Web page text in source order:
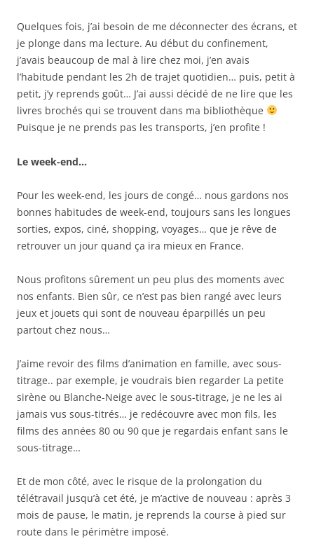
Quelques fois, j’ai besoin de me déconnecter des écrans, et
je plonge dans ma lecture. Au début du confinement,
j’avais beaucoup de mal à lire chez moi, j’en avais
l’habitude pendant les 2h de trajet quotidien… puis, petit à
petit, j’y reprends goût… J’ai aussi décidé de ne lire que les
livres brochés qui se trouvent dans ma bibliothèque
Puisque je ne prends pas les transports, j’en profite !
Le week-end…
Pour les week-end, les jours de congé… nous gardons nos
bonnes habitudes de week-end, toujours sans les longues
sorties, expos, ciné, shopping, voyages… que je rêve de
retrouver un jour quand ça ira mieux en France.
Nous profitons sûrement un peu plus des moments avec
nos enfants. Bien sûr, ce n’est pas bien rangé avec leurs
jeux et jouets qui sont de nouveau éparpillés un peu
partout chez nous…
J’aime revoir des films d’animation en famille, avec sous-
titrage.. par exemple, je voudrais bien regarder La petite
sirène ou Blanche-Neige avec le sous-titrage, je ne les ai
jamais vus sous-titrés… je redécouvre avec mon fils, les
films des années 80 ou 90 que je regardais enfant sans le
sous-titrage…
Et de mon côté, avec le risque de la prolongation du
télétravail jusqu’à cet été, je m’active de nouveau : après 3
mois de pause, le matin, je reprends la course à pied sur
route dans le périmètre imposé.